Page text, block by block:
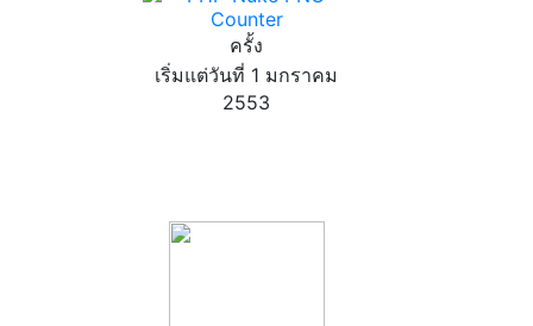
ครั้ง
เริ่มแต่วันที่ 1 มกราคม
2553